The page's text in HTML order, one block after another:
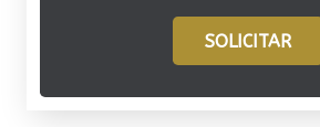
SOLICITAR